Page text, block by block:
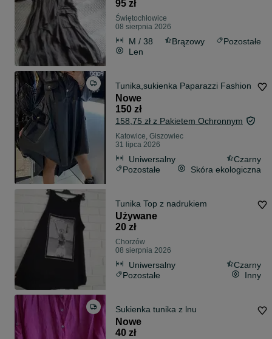
95 zł
Świętochłowice
08 sierpnia 2026
M / 38 Brązowy
Pozostałe
Len
Tunika,sukienka Paparazzi Fashion
Nowe
150 zł
158,75 zł z Pakietem Ochronnym
Katowice, Giszowiec
31 lipca 2026
Uniwersalny
Czarny
Pozostałe
Skóra ekologiczna
Tunika Top z nadrukiem
Używane
20 zł
Chorzów
08 sierpnia 2026
Uniwersalny
Czarny
Pozostałe
Inny
Sukienka tunika z lnu
Nowe
40 zł